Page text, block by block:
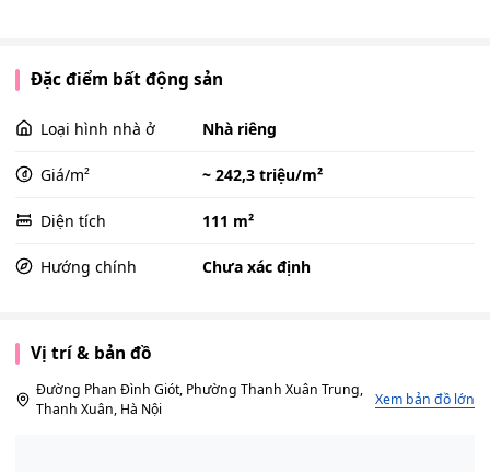
Đặc điểm bất động sản
Loại hình nhà ở Nhà riêng
Giá/m² ~ 242,3 triệu/m²
Diện tích 111 m²
Hướng chính Chưa xác định
Vị trí & bản đồ
Đường Phan Đình Giót, Phường Thanh Xuân Trung,
Thanh Xuân, Hà Nội
Xem bản đồ lớn